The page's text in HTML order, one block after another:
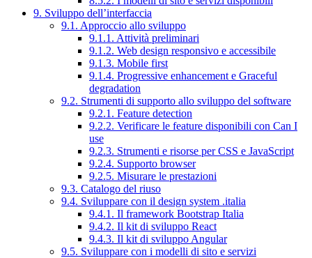
9. Sviluppo dell’interfaccia
9.1. Approccio allo sviluppo
9.1.1. Attività preliminari
9.1.2. Web design responsivo e accessibile
9.1.3. Mobile first
9.1.4. Progressive enhancement e Graceful
degradation
9.2. Strumenti di supporto allo sviluppo del software
9.2.1. Feature detection
9.2.2. Verificare le feature disponibili con Can I
use
9.2.3. Strumenti e risorse per CSS e JavaScript
9.2.4. Supporto browser
9.2.5. Misurare le prestazioni
9.3. Catalogo del riuso
9.4. Sviluppare con il design system .italia
9.4.1. Il framework Bootstrap Italia
9.4.2. Il kit di sviluppo React
9.4.3. Il kit di sviluppo Angular
9.5. Sviluppare con i modelli di sito e servizi